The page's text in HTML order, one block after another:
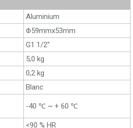
Aluminium
Φ59mmx53mm
G1 1/2''
5,0 kg
0,2 kg
Blanc
-40 ℃ ~ + 60 ℃
<90 % HR